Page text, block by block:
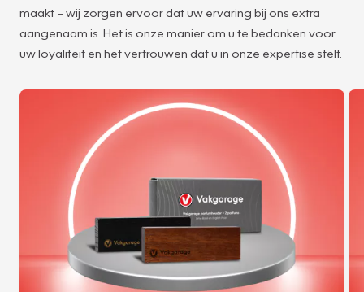
maakt – wij zorgen ervoor dat uw ervaring bij ons extra
aangenaam is. Het is onze manier om u te bedanken voor
uw loyaliteit en het vertrouwen dat u in onze expertise stelt.